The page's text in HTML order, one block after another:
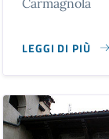
LEGGI DI PIÙ
SU BIBLIOTECA